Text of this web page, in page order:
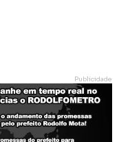
Publicidade